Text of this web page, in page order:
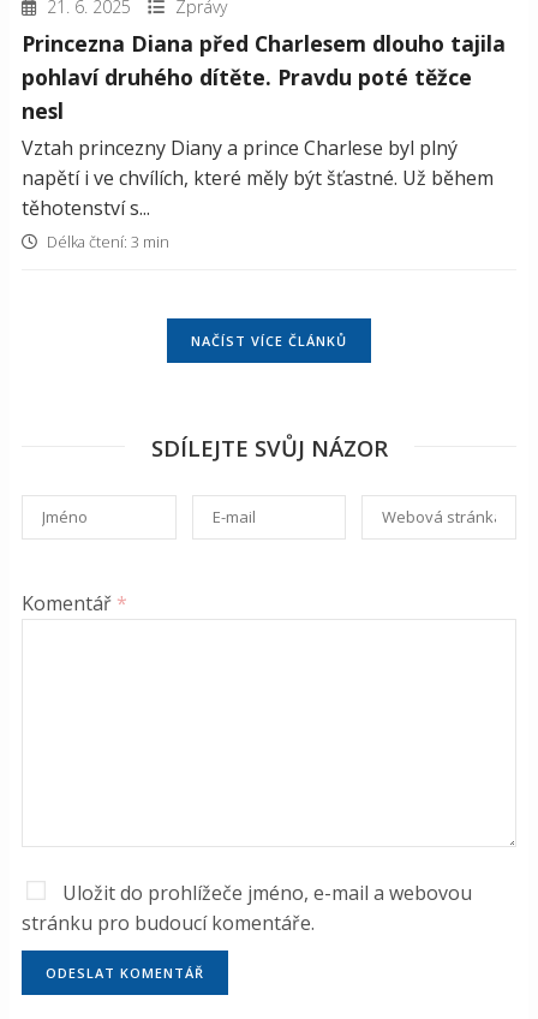
21. 6. 2025 Zprávy
Princezna Diana před Charlesem dlouho tajila
pohlaví druhého dítěte. Pravdu poté těžce
nesl
Vztah princezny Diany a prince Charlese byl plný
napětí i ve chvílích, které měly být šťastné. Už během
těhotenství s...
Délka čtení: 3 min
NAČÍST VÍCE ČLÁNKŮ
SDÍLEJTE SVŮJ NÁZOR
Komentář *
Uložit do prohlížeče jméno, e-mail a webovou
stránku pro budoucí komentáře.